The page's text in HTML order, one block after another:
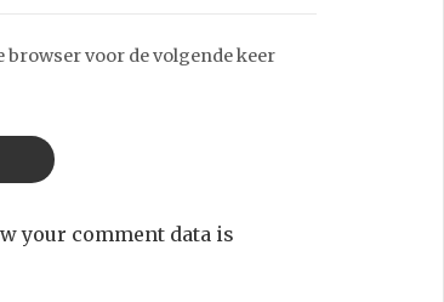
voor de volgende keer
your comment data is